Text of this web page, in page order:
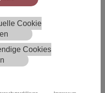
Cookie
Cookies
klicksafe für Eltern (Elte
klicksafe (english)
klicksafe (pycckom)